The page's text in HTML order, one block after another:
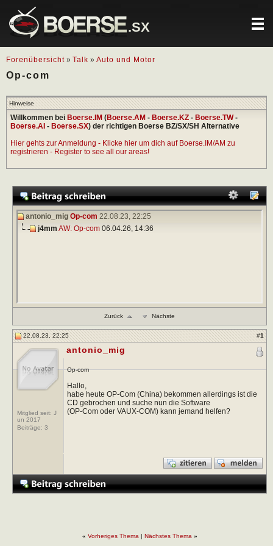
.SX
Forenübersicht » Talk » Auto und Motor
Op-com
Hinweise
Willkommen bei Boerse.IM (Boerse.AM - Boerse.KZ - Boerse.TW-
Boerse.AI - Boerse.SX) der richtigen Boerse BZ/SX/SH Alternative
Hier gehts zur Anmeldung - Klicke hier um dich auf Boerse.IM/AM zu
registrieren - Register to see all our areas!
antonio_mig Op-com 22.08.23, 22:25
j4mm AW: Op-com 06.04.26, 14:36
Zurück Nächste
22.08.23, 22:25 #1
Mitglied seit: J
un 2017
Beiträge: 3
antonio_mig
Op-com
Hallo,
habe heute OP-Com (China) bekommen allerdings ist die
CD gebrochen und suche nun die Software
(OP-Com oder VAUX-COM) kann jemand helfen?
« Vorheriges Thema | Nächstes Thema »